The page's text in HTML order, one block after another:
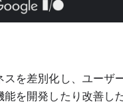
を差別化し、ユーザ
を開発したり改善し